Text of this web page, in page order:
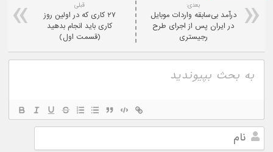
قبلی
۲۷ کاری که در اولین روز
کاری باید انجام بدهید
(قسمت اول)
بعدی:
درآمد بی‌سابقه واردات موبایل
در ایران پس از اجرای طرح
رجیستری
نام